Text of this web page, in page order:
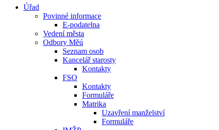
Úřad
Povinné informace
E-podatelna
Vedení města
Odbory Měú
Seznam osob
Kancelář starosty
Kontakty
FSO
Kontakty
Formuláře
Matrika
Uzavření manželství
Formuláře